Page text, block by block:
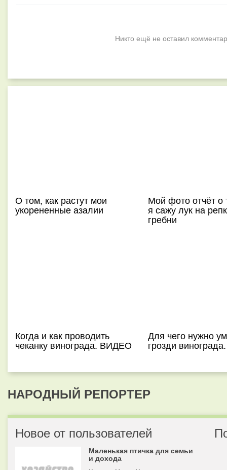
Никто ещё не оставил
О том, как растут мои
укорененные азалии
Мой фото отчёт о
я сажу лук на
гребни
Когда и как проводить
чеканку винограда. ВИДЕО
Для чего нужно
грозди
НАРОДНЫЙ РЕПОРТЕР
Новое от пользователей
Маленькая птичка для семьи
и дохода